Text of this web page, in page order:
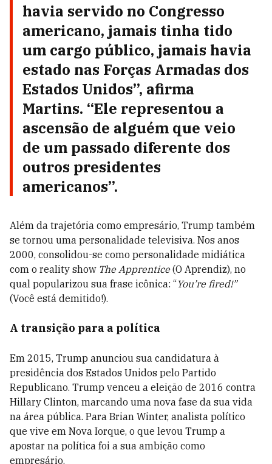
havia servido no Congresso
americano, jamais tinha tido
um cargo público, jamais havia
estado nas Forças Armadas dos
Estados Unidos”, afirma
Martins. “Ele representou a
ascensão de alguém que veio
de um passado diferente dos
outros presidentes
americanos”.
Além da trajetória como empresário, Trump também
se tornou uma personalidade televisiva. Nos anos
2000, consolidou-se como personalidade midiática
com o reality show The Apprentice(O Aprendiz), no
qual popularizou sua frase icônica: “You’re fired!”
(Você está demitido!).
A transição para a política
Em 2015, Trump anunciou sua candidatura à
presidência dos Estados Unidos pelo Partido
Republicano. Trump venceu a eleição de 2016 contra
Hillary Clinton, marcando uma nova fase da sua vida
na área pública. Para Brian Winter, analista político
que vive em Nova Iorque, o que levou Trump a
apostar na política foi a sua ambição como
empresário.